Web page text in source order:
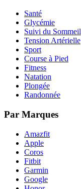
Santé
Glycémie
Suivi du Sommeil
Tension Artérielle
Sport
Course à Pied
Fitness
Natation
Plongée
Randonnée
Par Marques
Amazfit
Apple
Coros
Fitbit
Garmin
Google